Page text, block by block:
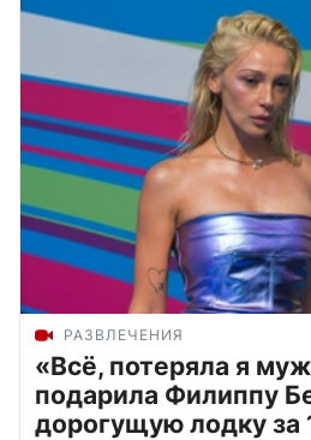
РАЗВЛЕЧЕНИЯ
«Всё, потеряла я
подарила Филиппу
дорогущую лодку за